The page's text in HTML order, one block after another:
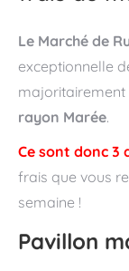
Le Marché de
exceptionnelle
majoritairement
rayon Marée.
Ce sont donc 3
frais que vous
semaine !
Pavillon